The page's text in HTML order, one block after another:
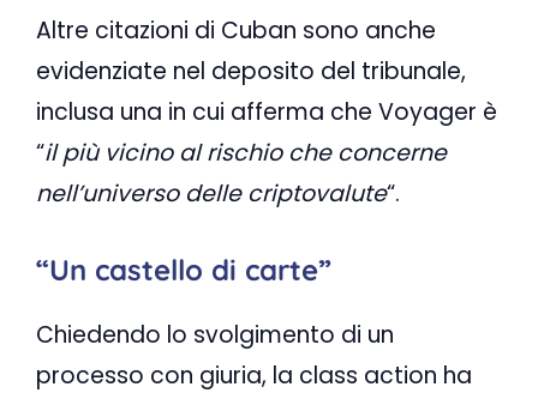
Altre citazioni di Cuban sono anche
evidenziate nel deposito del tribunale,
inclusa una in cui afferma che Voyager è
“il più vicino al rischio che concerne
nell’universo delle criptovalute“.
“Un castello di carte”
Chiedendo lo svolgimento di un
processo con giuria, la class action ha